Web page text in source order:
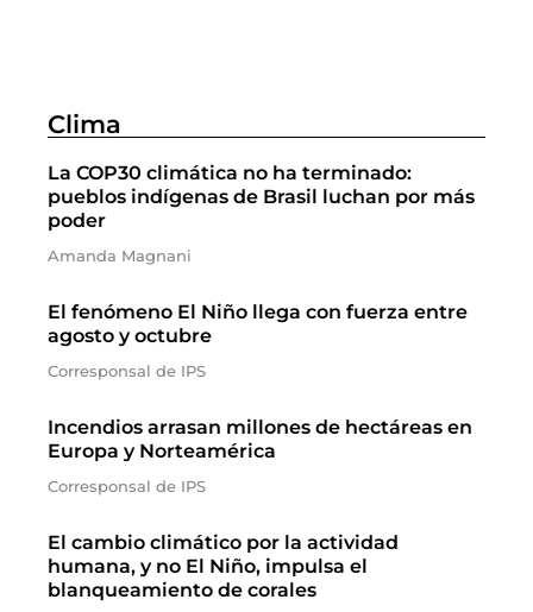
Clima
La COP30 climática no ha terminado:
pueblos indígenas de Brasil luchan por más
poder
Amanda Magnani
El fenómeno El Niño llega con fuerza entre
agosto y octubre
Corresponsal de IPS
Incendios arrasan millones de hectáreas en
Europa y Norteamérica
Corresponsal de IPS
El cambio climático por la actividad
humana, y no El Niño, impulsa el
blanqueamiento de corales